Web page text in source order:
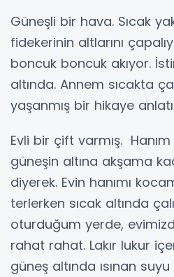
Güneşli bir hava. Sıcak
fidekerinin altlarını
boncuk boncuk akıyor.
altında. Annem sıcakta
yaşanmış bir hikaye
Evli bir çift varmış. Hanım
güneşin altına akşama
diyerek. Evin hanımı
terlerken sıcak altında
oturduğum yerde,
rahat rahat. Lakır lukur
güneş altında ısınan suyu